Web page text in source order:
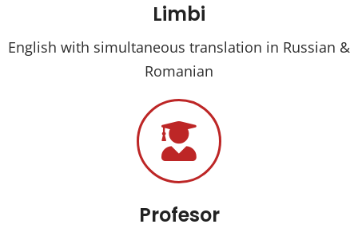
Limbi
English with simultaneous translation in Russian &
Romanian
Profesor